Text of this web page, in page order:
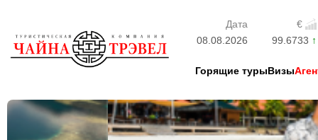
Дата
€
08.08.2026
99.6733
Горящие турыВизы